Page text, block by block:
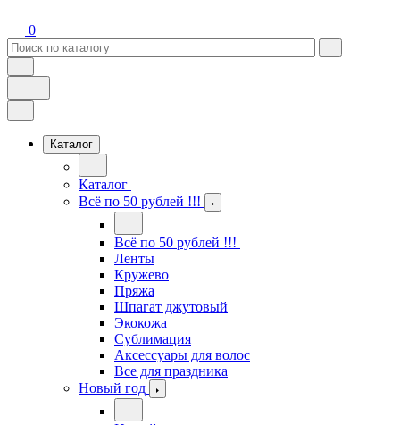
0
Каталог
Каталог
Всё по 50 рублей !!!
Всё по 50 рублей !!!
Ленты
Кружево
Пряжа
Шпагат джутовый
Экокожа
Сублимация
Аксессуары для волос
Все для праздника
Новый год